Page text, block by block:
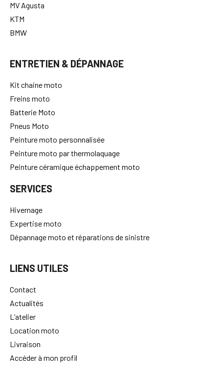
MV Agusta
KTM
BMW
ENTRETIEN & DÉPANNAGE
Kit chaine moto
Freins moto
Batterie Moto
Pneus Moto
Peinture moto personnalisée
Peinture moto par thermolaquage
Peinture céramique échappement moto
SERVICES
Hivernage
Expertise moto
Dépannage moto et réparations de sinistre
LIENS UTILES
Contact
Actualités
L’atelier
Location moto
Livraison
Accéder à mon profil